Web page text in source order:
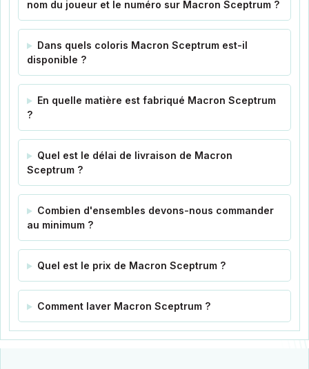
nom du joueur et le numéro sur Macron Sceptrum ?
Dans quels coloris Macron Sceptrum est-il
disponible ?
En quelle matière est fabriqué Macron Sceptrum
?
Quel est le délai de livraison de Macron
Sceptrum ?
Combien d'ensembles devons-nous commander
au minimum ?
Quel est le prix de Macron Sceptrum ?
Comment laver Macron Sceptrum ?